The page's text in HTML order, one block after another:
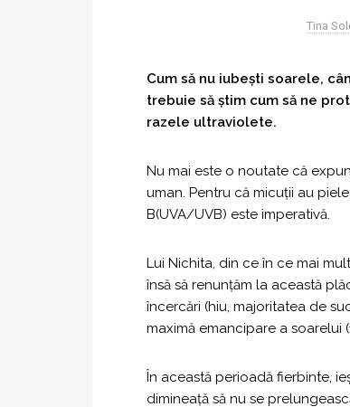
Tina
Cum să nu iubești soarele,
trebuie să ştim cum să ne
razele ultraviolete.
Nu mai este o noutate că
uman. Pentru că micuţii au
B(UVA/UVB) este imperativă.
Lui Nichita, din ce în ce mai
însă să renunţăm la această
încercări (hiu, majoritatea de
maximă emancipare a soarelui
În această perioadă fierbinte,
dimineaţă să nu se